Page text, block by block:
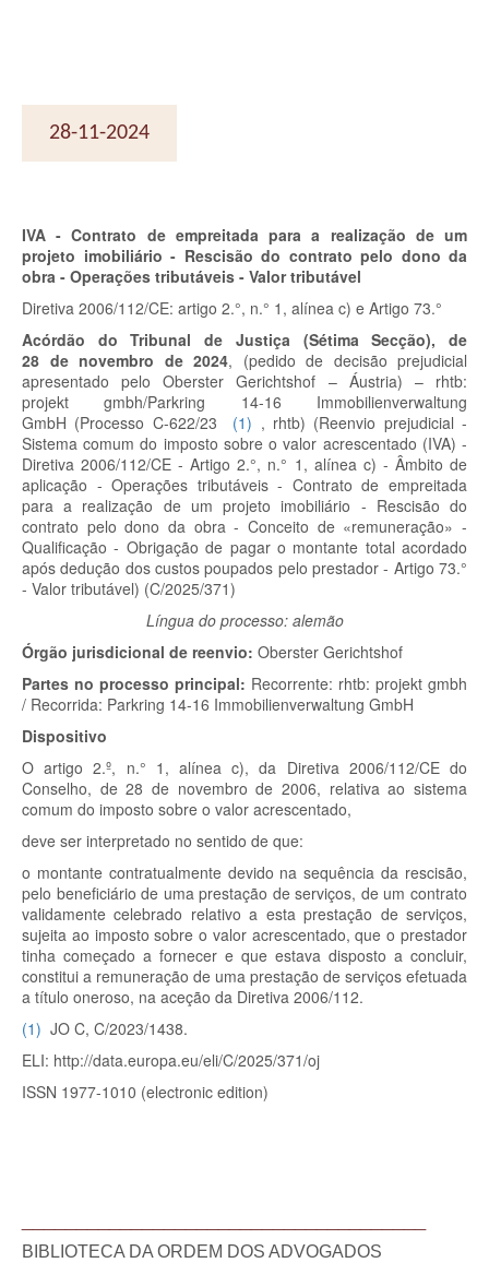
28-11-2024
IVA - Contrato de empreitada para a realização de um
projeto imobiliário - Rescisão do contrato pelo dono da
obra - Operações tributáveis - Valor tributável
Diretiva 2006/112/CE: artigo 2.°, n.° 1, alínea c) e Artigo 73.°
Acórdão do Tribunal de Justiça (Sétima Secção), de
28 de novembro de 2024, (pedido de decisão prejudicial
apresentado pelo Oberster Gerichtshof – Áustria) – rhtb:
projekt gmbh/Parkring 14-16 Immobilienverwaltung
GmbH (Processo C-622/23 (1) , rhtb) (Reenvio prejudicial -
Sistema comum do imposto sobre o valor acrescentado (IVA) -
Diretiva 2006/112/CE - Artigo 2.°, n.° 1, alínea c) - Âmbito de
aplicação - Operações tributáveis - Contrato de empreitada
para a realização de um projeto imobiliário - Rescisão do
contrato pelo dono da obra - Conceito de «remuneração» -
Qualificação - Obrigação de pagar o montante total acordado
após dedução dos custos poupados pelo prestador - Artigo 73.°
- Valor tributável) (C/2025/371)
Língua do processo: alemão
Órgão jurisdicional de reenvio: Oberster Gerichtshof
Partes no processo principal: Recorrente: rhtb: projekt gmbh
/ Recorrida: Parkring 14-16 Immobilienverwaltung GmbH
Dispositivo
O artigo 2.º, n.° 1, alínea c), da Diretiva 2006/112/CE do
Conselho, de 28 de novembro de 2006, relativa ao sistema
comum do imposto sobre o valor acrescentado,
deve ser interpretado no sentido de que:
o montante contratualmente devido na sequência da rescisão,
pelo beneficiário de uma prestação de serviços, de um contrato
validamente celebrado relativo a esta prestação de serviços,
sujeita ao imposto sobre o valor acrescentado, que o prestador
tinha começado a fornecer e que estava disposto a concluir,
constitui a remuneração de uma prestação de serviços efetuada
a título oneroso, na aceção da Diretiva 2006/112.
(1) JO C, C/2023/1438.
ELI: http://data.europa.eu/eli/C/2025/371/oj
ISSN 1977-1010 (electronic edition)
BIBLIOTECA DA ORDEM DOS ADVOGADOS